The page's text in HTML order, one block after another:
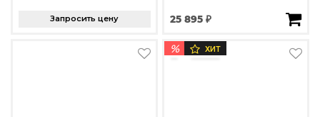
Запросить цену 25 895 ₽
% ХИТ